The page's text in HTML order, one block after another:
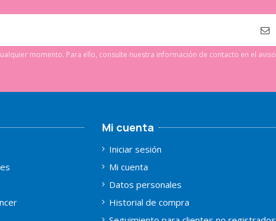
momento. Para ello, consulte nuestra información de contacto en el aviso
Mi cuenta
Iniciar sesión
Mi cuenta
Datos personales
Historial de compra